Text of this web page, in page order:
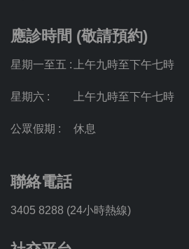
應診時間 (敬請預約)
星期一至五 : 上午九時至下午七時
星期六 : 上午九時至下午七時
公眾假期 : 休息
聯絡電話
3405 8288 (24小時熱線)